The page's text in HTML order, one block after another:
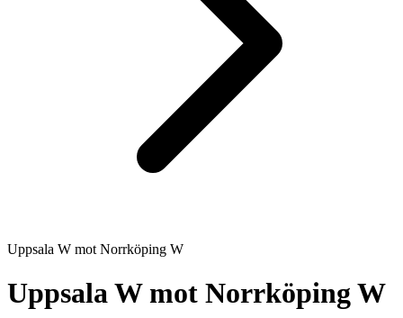
Uppsala W mot Norrköping W
Uppsala Wmot Norrköping W